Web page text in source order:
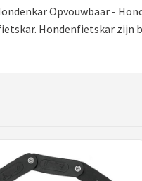
Opvouwbaar -
Hondenfietskar zijn